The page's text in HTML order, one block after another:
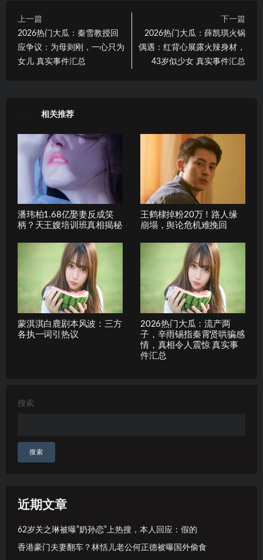
上一篇
2026热门大瓜：秦雪教授回
应争议：为母则刚，一心只为
女儿 真实事件汇总
下一篇
2026热门大瓜：薛凯琪火锅
偶遇：红背心展露火辣身材，
43岁似少女 真实事件汇总
相关推荐
潘玮柏1.68亿娶妻反成笑
柄？天王嫂培训班真相揭秘
王鹤棣掉粉20万！路人缘
崩塌，舆论危机难挽回
蒙淇淇白鹿剧本风波：三方
各执一词引热议
2026热门大瓜：流产两
子，辛雨锡指秦霄贤哄骗感
情，真相令人震惊 真实事
件汇总
搜索
搜索
近期文章
62岁关之琳被曝”奶孙恋”上热搜，本人回应：假的
香港豪门夫妻翻车？林恬儿老公何正德被曝国外偷食